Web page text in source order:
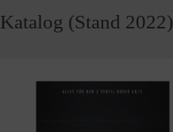
(Stand 2022)